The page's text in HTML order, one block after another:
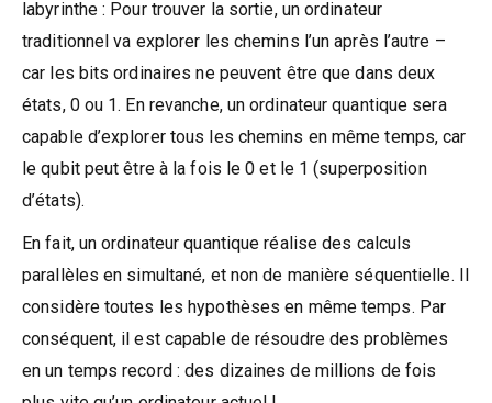
labyrinthe : Pour trouver la sortie, un ordinateur
traditionnel va explorer les chemins l’un après l’autre –
car les bits ordinaires ne peuvent être que dans deux
états, 0 ou 1. En revanche, un ordinateur quantique sera
capable d’explorer tous les chemins en même temps, car
le qubit peut être à la fois le 0 et le 1 (superposition
d’états).
En fait, un ordinateur quantique réalise des calculs
parallèles en simultané, et non de manière séquentielle. Il
considère toutes les hypothèses en même temps. Par
conséquent, il est capable de résoudre des problèmes
en un temps record : des dizaines de millions de fois